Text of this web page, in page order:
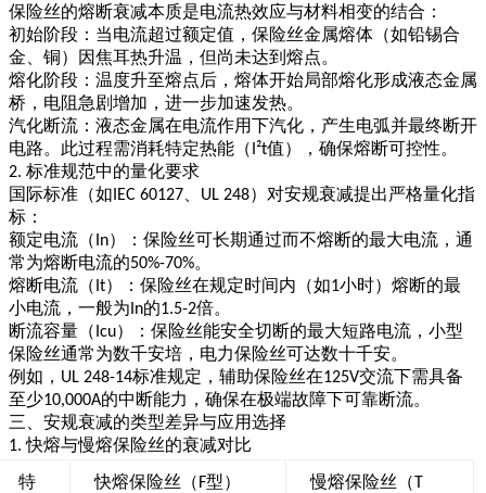
保险丝的熔断衰减本质是电流热效应与材料相变的结合 ：
初始阶段 ：当电流超过额定值，保险丝金属熔体（如铅锡合
金、铜）因焦耳热升温，但尚未达到熔点。
熔化阶段 ：温度升至熔点后，熔体开始局部熔化形成液态金属
桥，电阻急剧增加，进一步加速发热。
汽化断流 ：液态金属在电流作用下汽化，产生电弧并最终断开
电路。此过程需消耗特定热能（ I²t值），确保熔断可控性。
2. 标准规范中的量化要求
国际标准（如 IEC 60127 UL 248）对安规衰减提出严格量化指
标：
额定电流（ In）
：保险丝可长期通过而不熔断的最大电流，通
常为熔断电流的50%-70%。
熔断电流（ It） ：保险丝在规定时间内（如1小时）熔断的最
小电流，一般为 In的1.5-2倍。
断流容量（ Icu）
：保险丝能安全切断的最大短路电流，小型
保险丝通常为数千安培，电力保险丝可达数十千安。
例如， UL 248-14标准规定，辅助保险丝在125V交流下需具备
至少10,000A的中断能力，确保在极端故障下可靠断流。
三、安规衰减的类型差异与应用选择
1.快熔与慢熔保险丝的衰减对比
特
快熔保险丝（ F型） 慢熔保险丝（T